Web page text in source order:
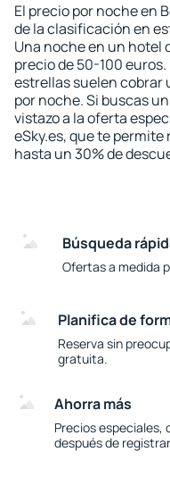
El precio por noche en
de la clasificación en
Una noche en un hotel
precio de 50-100
estrellas suelen cobrar
por noche. Si buscas
vistazo a la oferta
eSky.es, que te
hasta un 30% de
Búsqueda
Ofertas a medida
Planifica de
Reserva sin
gratuita.
Ahorra más
Precios
después de